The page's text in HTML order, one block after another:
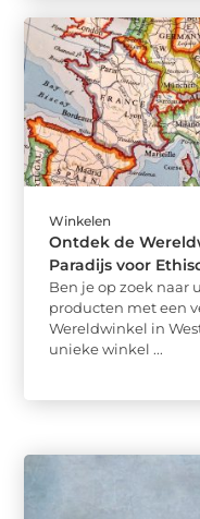
Winkelen
Ontdek de
Paradijs voor
Ben je op zoek naar
producten met een
Wereldwinkel in
unieke winkel ...